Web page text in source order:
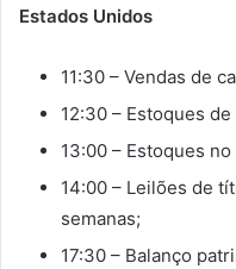
Estados Unidos
11:30 – Vendas de
12:30 – Estoques
13:00 – Estoques
14:00 – Leilões de
semanas;
17:30 – Balanço